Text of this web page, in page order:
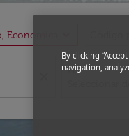
Economica
A
By clicking
navigation,